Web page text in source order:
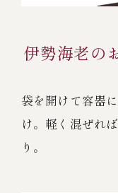
伊勢海老の
袋を開けて容器
け。 軽く混ぜれ
り。